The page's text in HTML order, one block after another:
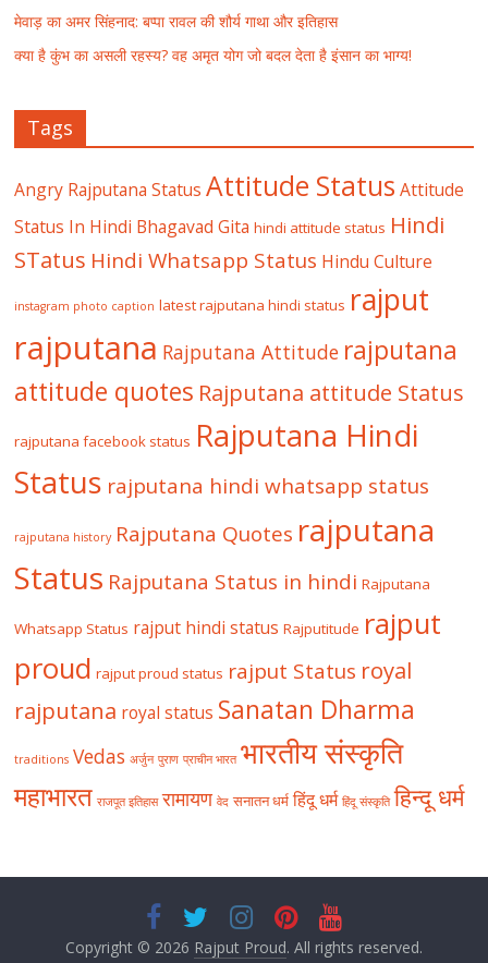
मेवाड़ का अमर सिंहनाद: बप्पा रावल की शौर्य गाथा और इतिहास
क्या है कुंभ का असली रहस्य? वह अमृत योग जो बदल देता है इंसान का भाग्य!
Tags
Angry Rajputana Status Attitude Status Attitude
Status In Hindi Bhagavad Gita hindi attitude status Hindi
STatus Hindi Whatsapp Status Hindu Culture
instagram photo caption latest rajputana hindi status rajput
rajputana Rajputana Attitude rajputana
attitude quotes Rajputana attitude Status
rajputana facebook status Rajputana Hindi
Status rajputana hindi whatsapp status
rajputana history Rajputana Quotes rajputana
Status Rajputana Status in hindi Rajputana
Whatsapp Status rajput hindi status Rajputitude rajput
proud rajput proud status rajput Status royal
rajputana royal status Sanatan Dharma
traditions Vedas अर्जुन पुराण प्राचीन भारत भारतीय संस्कृति
महाभारत राजपूत इतिहास रामायण वेद सनातन धर्म हिंदू धर्म हिंदू संस्कृति हिन्दू धर्म
Copyright © 2026 Rajput Proud. All rights reserved.